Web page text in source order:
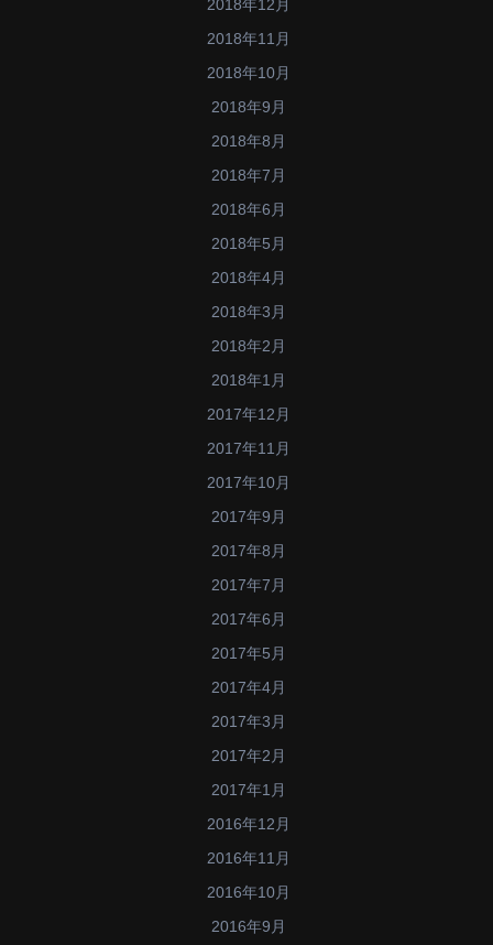
2018年12月
2018年11月
2018年10月
2018年9月
2018年8月
2018年7月
2018年6月
2018年5月
2018年4月
2018年3月
2018年2月
2018年1月
2017年12月
2017年11月
2017年10月
2017年9月
2017年8月
2017年7月
2017年6月
2017年5月
2017年4月
2017年3月
2017年2月
2017年1月
2016年12月
2016年11月
2016年10月
2016年9月